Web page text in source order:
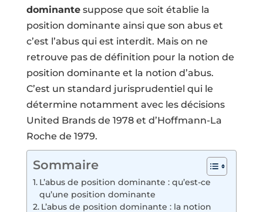
dominantesuppose que soit établie la
position dominante ainsi que son abus et
c’est l’abus qui est interdit. Mais on ne
retrouve pas de définition pour la notion de
position dominante et la notion d’abus.
C’est un standard jurisprudentiel qui le
détermine notamment avec les décisions
United Brands de 1978et d’Hoffmann-La
Roche de 1979.
Sommaire
L’abus de position dominante : qu’est-ce
qu’une position dominante
L’abus de position dominante : la notion